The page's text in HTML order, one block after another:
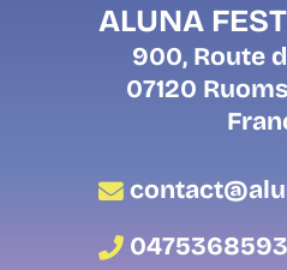
ALUNA
900, Route
07120
0475368593